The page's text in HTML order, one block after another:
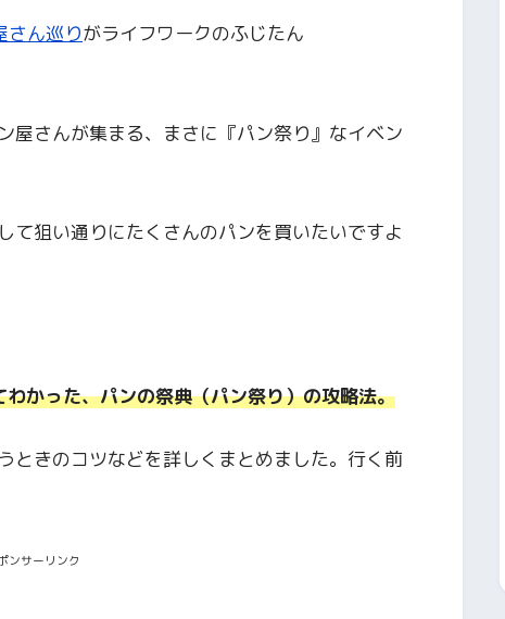
さん巡りがライフワークのふじたん
屋さんが集まる、まさに『パン祭り』なイベン
て狙い通りにたくさんのパンを買いたいですよ
かった、パンの祭典（パン祭り）の攻略法。
ときのコツなどを詳しくまとめました。行く前
ンサーリンク